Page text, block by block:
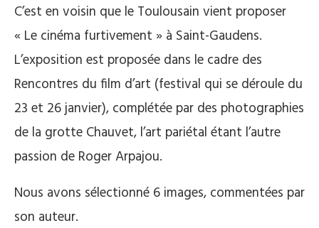
C’est en voisin que le Toulousain vient proposer
« Le cinéma furtivement » à Saint-Gaudens.
L’exposition est proposée dans le cadre des
Rencontres du film d’art (festival qui se déroule du
23 et 26 janvier), complétée par des photographies
de la grotte Chauvet, l’art pariétal étant l’autre
passion de Roger Arpajou.
Nous avons sélectionné 6 images, commentées par
son auteur.